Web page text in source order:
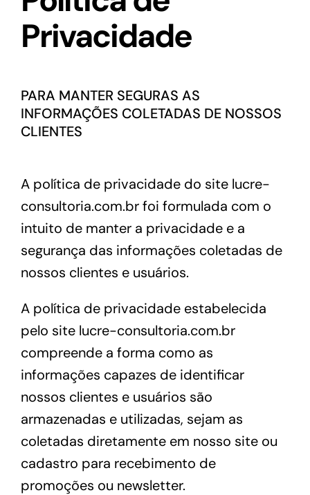
Conteúdo
Materiais
Privacidade
PARA MANTER SEGURAS AS
INFORMAÇÕES COLETADAS DE NOSSOS
CLIENTES
A política de privacidade do site lucre-
consultoria.com.br foi formulada com o
intuito de manter a privacidade e a
segurança das informações coletadas de
nossos clientes e usuários.
A política de privacidade estabelecida
pelo site lucre-consultoria.com.br
compreende a forma como as
informações capazes de identificar
nossos clientes e usuários são
armazenadas e utilizadas, sejam as
coletadas diretamente em nosso site ou
cadastro para recebimento de
promoções ou newsletter.